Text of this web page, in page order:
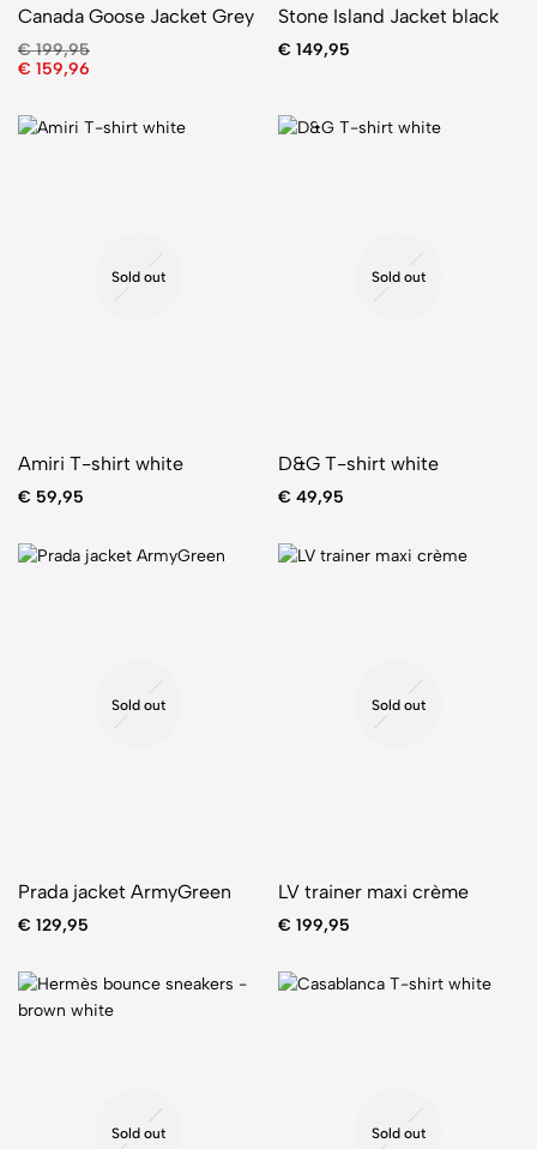
Canada Goose Jacket Grey
€199,95
€ 159,96
Stone Island Jacket black
€ 149,95
Sold out
Amiri T-shirt white
€ 59,95
Sold out
D&G T-shirt white
€ 49,95
Sold out
Prada jacket ArmyGreen
€ 129,95
Sold out
LV trainer maxi crème
€ 199,95
Sold out Sold out